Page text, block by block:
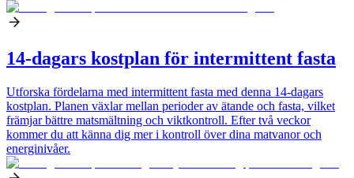
14-dagars kostplan för intermittent fasta
Utforska fördelarna med intermittent fasta med denna 14-dagars
kostplan. Planen växlar mellan perioder av ätande och fasta, vilket
främjar bättre matsmältning och viktkontroll. Efter två veckor
kommer du att känna dig mer i kontroll över dina matvanor och
energinivåer.